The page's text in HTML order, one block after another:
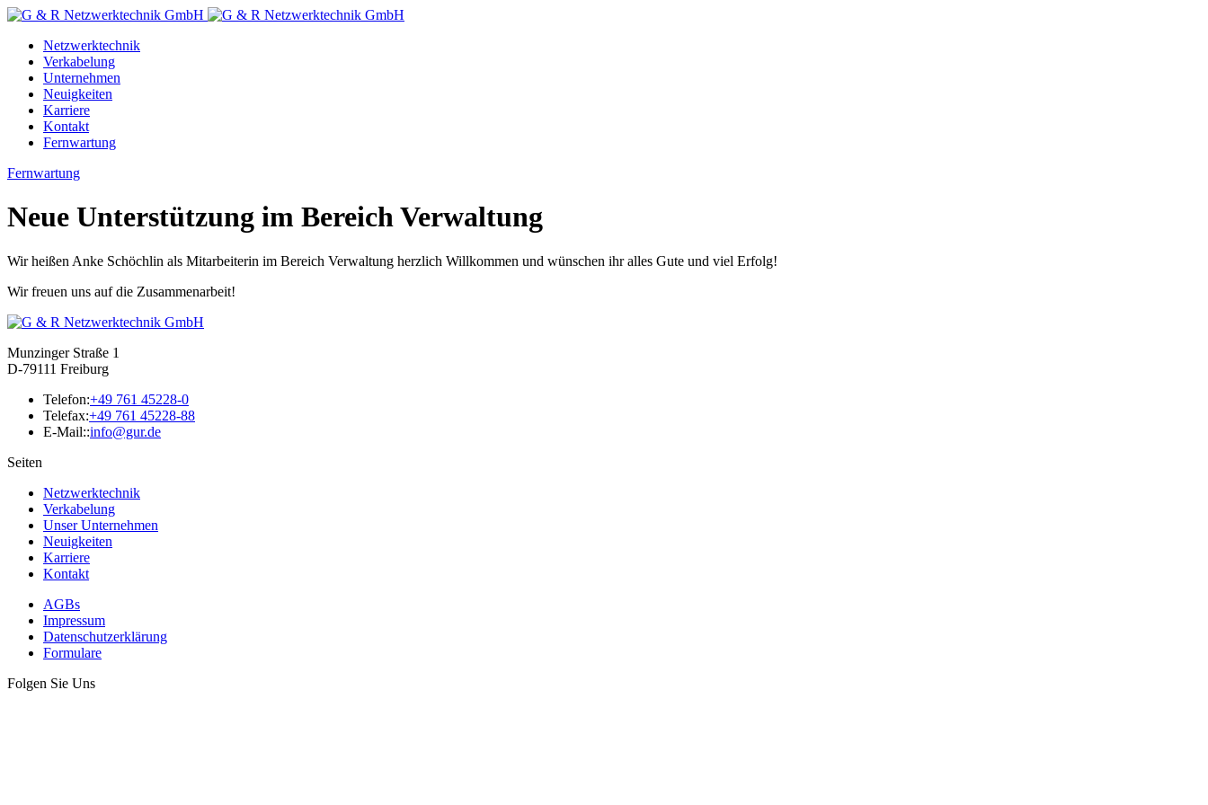
Zum
Netzwerktechnik
Verkabelung
Unternehmen
Neuigkeiten
Karriere
Kontakt
Fernwartung
Fernwartung
Neue Unterstützung im Bereich Verwaltung
Wir heißen Anke Schöchlin als Mitarbeiterin im Bereich Verwaltung herzlich Willkommen und wünschen ihr alles Gute und viel Erfolg!
Wir freuen uns auf die Zusammenarbeit!
Munzinger Straße 1
D-79111 Freiburg
Telefon:+49 761 45228-0
Telefax:+49 761 45228-88
E-Mail::info@gur.de
Seiten
Netzwerktechnik
Verkabelung
Unser Unternehmen
Neuigkeiten
Karriere
Kontakt
AGBs
Impressum
Datenschutzerklärung
Formulare
Folgen Sie Uns